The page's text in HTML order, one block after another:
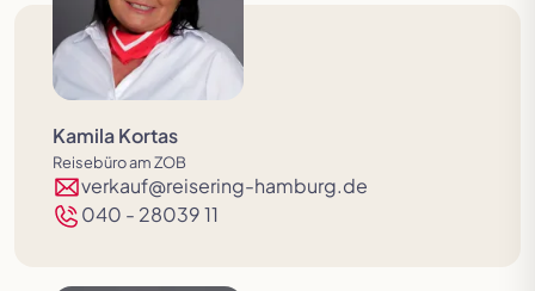
Kamila Kortas
Reisebüro am ZOB
verkauf@reisering-hamburg.de
040 - 28039 11